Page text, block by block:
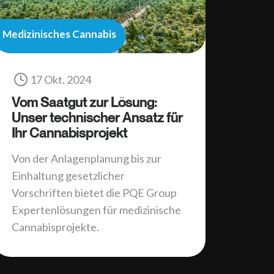
Medizinisches Cannabis
17 Okt. 2024
Vom Saatgut zur Lösung:
Unser technischer Ansatz für
Ihr Cannabisprojekt
Von der Anlagenplanung bis zur
Einhaltung gesetzlicher
Vorschriften bietet die PQE Group
Expertenlösungen für medizinische
Cannabisprojekte.